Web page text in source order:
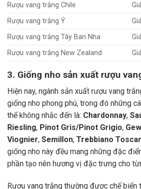
Rượu vang trắng Chile
Rượu vang trắng Ý
Rượu vang trắng Tây Ban Nha
Rượu vang trắng New Zealand
3. Giống nho sản xuất rượu
Hiện nay, ngành sản xuất rượu vang
giống nho phong phú, trong đó những
thể không nhắc đến là: Chardonnay,
Riesling, Pinot Gris/Pinot Grigio,
Viognier, Semillon, Trebbiano
giống nho này đều mang những đặc
phần tạo nên hương vị đặc trưng cho
Rượu vang trắng thường được chế biến